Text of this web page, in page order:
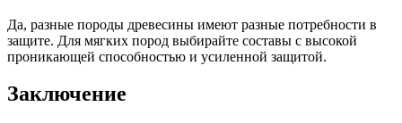
Да, разные породы древесины имеют разные потребности в
защите. Для мягких пород выбирайте составы с высокой
проникающей способностью и усиленной защитой.
Заключение